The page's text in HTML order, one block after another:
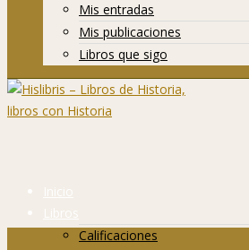
Mis entradas
Mis publicaciones
Libros que sigo
Inicio
Libros
Calificaciones